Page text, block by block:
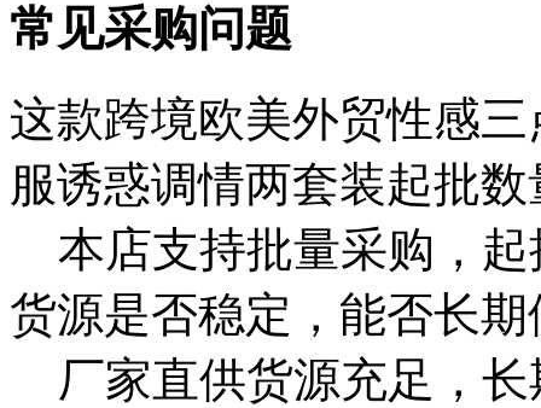
常见采购问题
这款跨境欧美外贸性感
服诱惑调情两套装起批
本店支持批量采购，
货源是否稳定，能否长期
厂家直供货源充足，